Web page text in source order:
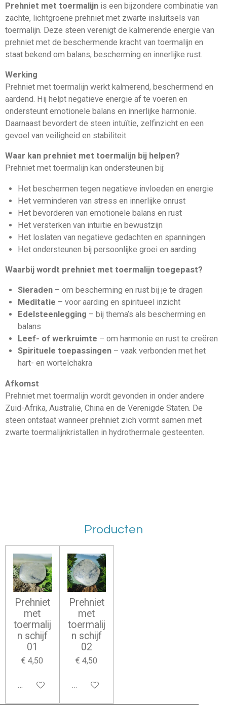
Prehniet met toermalijn is een bijzondere combinatie van
zachte, lichtgroene prehniet met zwarte insluitsels van
toermalijn. Deze steen verenigt de kalmerende energie van
prehniet met de beschermende kracht van toermalijn en
staat bekend om balans, bescherming en innerlijke rust.
Werking
Prehniet met toermalijn werkt kalmerend, beschermend en
aardend. Hij helpt negatieve energie af te voeren en
ondersteunt emotionele balans en innerlijke harmonie.
Daarnaast bevordert de steen intuïtie, zelfinzicht en een
gevoel van veiligheid en stabiliteit.
Waar kan prehniet met toermalijn bij helpen?
Prehniet met toermalijn kan ondersteunen bij:
Het beschermen tegen negatieve invloeden en energie
Het verminderen van stress en innerlijke onrust
Het bevorderen van emotionele balans en rust
Het versterken van intuïtie en bewustzijn
Het loslaten van negatieve gedachten en spanningen
Het ondersteunen bij persoonlijke groei en aarding
Waarbij wordt prehniet met toermalijn toegepast?
Sieraden– om bescherming en rust bij je te dragen
Meditatie – voor aarding en spiritueel inzicht
Edelsteenlegging – bij thema’s als bescherming en
balans
Leef- of werkruimte – om harmonie en rust te creëren
Spirituele toepassingen– vaak verbonden met het
hart- en wortelchakra
Afkomst
Prehniet met toermalijn wordt gevonden in onder andere
Zuid-Afrika, Australië, China en de Verenigde Staten. De
steen ontstaat wanneer prehniet zich vormt samen met
zwarte toermalijnkristallen in hydrothermale gesteenten.
Producten
Prehniet
met
toermalij
n schijf
01
€ 4,50
In winkelwagen
Prehniet
met
toermalij
n schijf
02
€ 4,50
In winkelwagen